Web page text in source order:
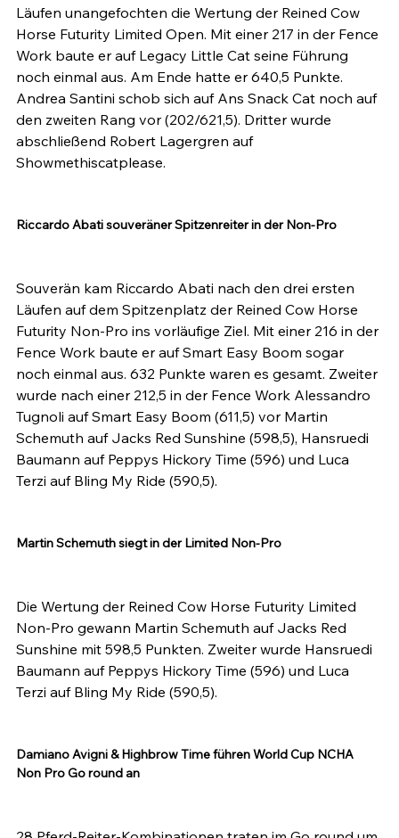
Läufen unangefochten die Wertung der Reined Cow
Horse Futurity Limited Open. Mit einer 217 in der Fence
Work baute er auf Legacy Little Cat seine Führung
noch einmal aus. Am Ende hatte er 640,5 Punkte.
Andrea Santini schob sich auf Ans Snack Cat noch auf
den zweiten Rang vor (202/621,5). Dritter wurde
abschließend Robert Lagergren auf
Showmethiscatplease.
Riccardo Abati souveräner Spitzenreiter in der Non-Pro
Souverän kam Riccardo Abati nach den drei ersten
Läufen auf dem Spitzenplatz der Reined Cow Horse
Futurity Non-Pro ins vorläufige Ziel. Mit einer 216 in der
Fence Work baute er auf Smart Easy Boom sogar
noch einmal aus. 632 Punkte waren es gesamt. Zweiter
wurde nach einer 212,5 in der Fence Work Alessandro
Tugnoli auf Smart Easy Boom (611,5) vor Martin
Schemuth auf Jacks Red Sunshine (598,5), Hansruedi
Baumann auf Peppys Hickory Time (596) und Luca
Terzi auf Bling My Ride (590,5).
Martin Schemuth siegt in der Limited Non-Pro
Die Wertung der Reined Cow Horse Futurity Limited
Non-Pro gewann Martin Schemuth auf Jacks Red
Sunshine mit 598,5 Punkten. Zweiter wurde Hansruedi
Baumann auf Peppys Hickory Time (596) und Luca
Terzi auf Bling My Ride (590,5).
Damiano Avigni & Highbrow Time führen World Cup NCHA
Non Pro Go round an